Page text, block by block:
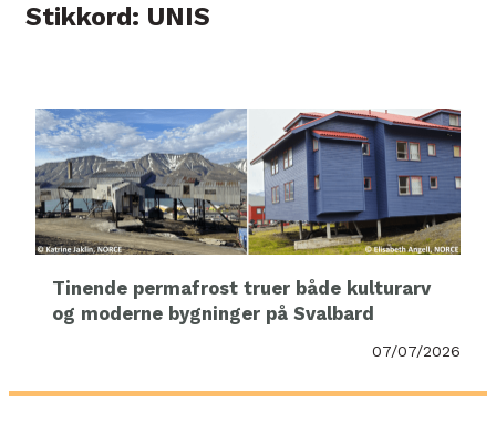
Stikkord: UNIS
Tinende permafrost truer både kulturarv
og moderne bygninger på Svalbard
07/07/2026